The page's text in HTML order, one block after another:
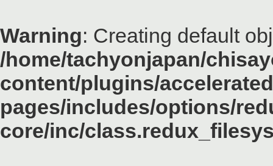
Warning: Creating default
/home/tachyonjapan/
content/plugins/
pages/includes/options/
core/inc/